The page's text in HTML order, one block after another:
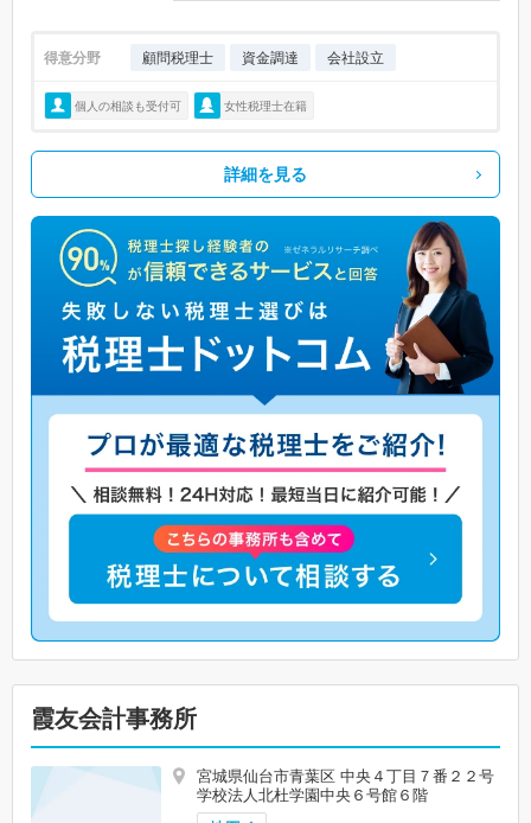
得意分野 顧問税理士 資金調達 会社設立
個人の相談も受付可 女性税理士在籍
詳細を見る
霞友会計事務所
宮城県仙台市青葉区 中央４丁目７番２２号
学校法人北杜学園中央６号館６階